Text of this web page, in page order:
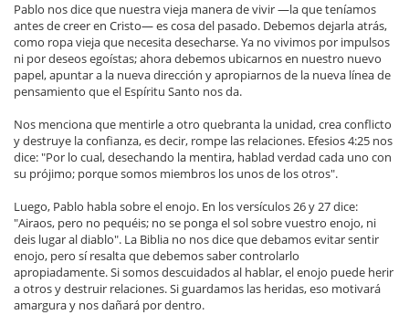
Pablo nos dice que nuestra vieja manera de vivir —la que teníamos
antes de creer en Cristo— es cosa del pasado. Debemos dejarla atrás,
como ropa vieja que necesita desecharse. Ya no vivimos por impulsos
ni por deseos egoístas; ahora debemos ubicarnos en nuestro nuevo
papel, apuntar a la nueva dirección y apropiarnos de la nueva línea de
pensamiento que el Espíritu Santo nos da.
Nos menciona que mentirle a otro quebranta la unidad, crea conflicto
y destruye la confianza, es decir, rompe las relaciones. Efesios 4:25 nos
dice: "Por lo cual, desechando la mentira, hablad verdad cada uno con
su prójimo; porque somos miembros los unos de los otros".
Luego, Pablo habla sobre el enojo. En los versículos 26 y 27 dice:
"Airaos, pero no pequéis; no se ponga el sol sobre vuestro enojo, ni
deis lugar al diablo". La Biblia no nos dice que debamos evitar sentir
enojo, pero sí resalta que debemos saber controlarlo
apropiadamente. Si somos descuidados al hablar, el enojo puede herir
a otros y destruir relaciones. Si guardamos las heridas, eso motivará
amargura y nos dañará por dentro.